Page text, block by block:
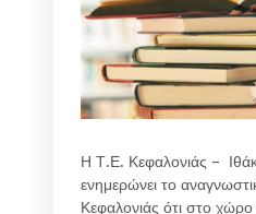
Η Τ.Ε. Κεφαλονιάς –
ενημερώνει το
Κεφαλονιάς ότι στο